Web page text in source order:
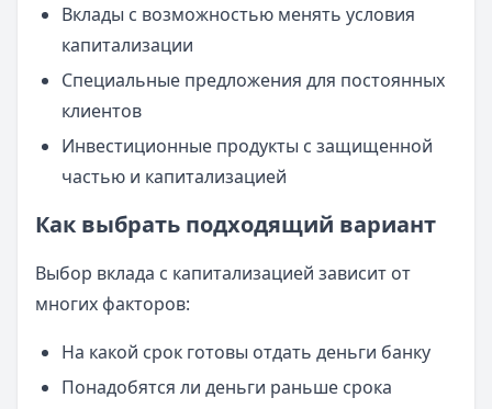
Вклады с возможностью менять условия
капитализации
Специальные предложения для постоянных
клиентов
Инвестиционные продукты с защищенной
частью и капитализацией
Как выбрать подходящий вариант
Выбор вклада с капитализацией зависит от
многих факторов:
На какой срок готовы отдать деньги банку
Понадобятся ли деньги раньше срока